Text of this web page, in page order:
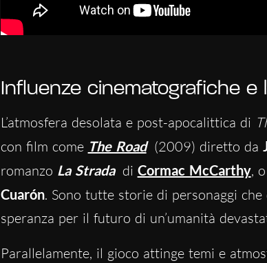
Influenze cinematografiche e
L’atmosfera desolata e post-apocalittica di
con film come The Road (2009) diretto da
romanzo La Strada di Cormac McCarthy, o
Cuarón. Sono tutte storie di personaggi
speranza per il futuro di un’umanità
Parallelamente, il gioco attinge temi e